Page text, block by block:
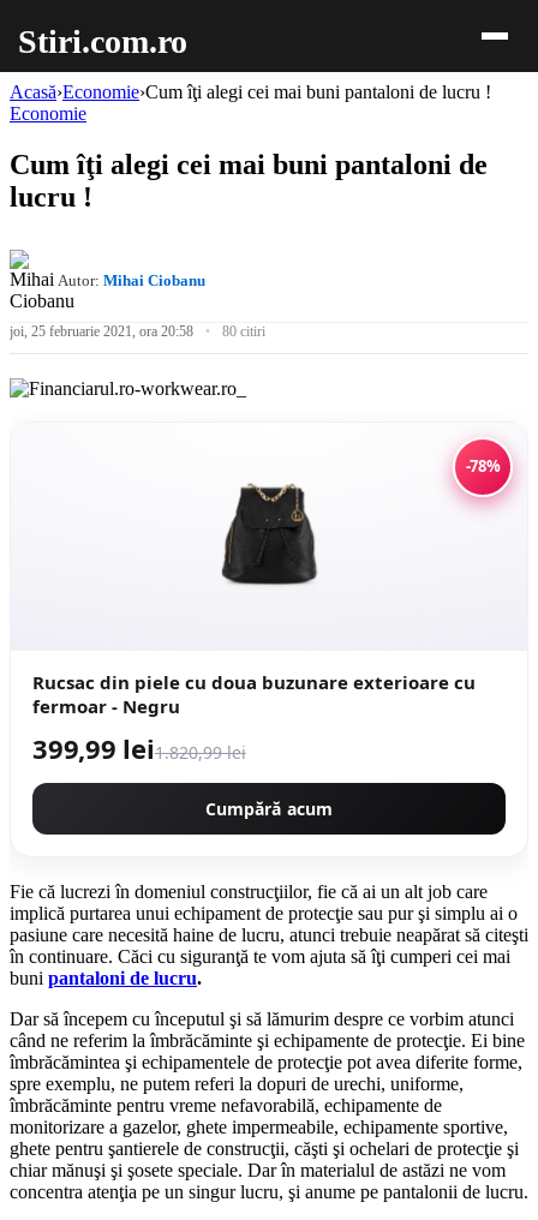
Stiri.com.ro
Acasă›Economie›Cum îţi alegi cei mai buni pantaloni de lucru !
Economie
Cum îţi alegi cei mai buni pantaloni de
lucru !
Autor: Mihai Ciobanu
joi, 25 februarie 2021, ora 20:58 80 citiri
-78%
Rucsac din piele cu doua buzunare exterioare cu
fermoar - Negru
399,99 lei1.820,99 lei
Cumpără acum
Fie că lucrezi în domeniul construcţiilor, fie că ai un alt job care
implică purtarea unui echipament de protecţie sau pur şi simplu ai o
pasiune care necesită haine de lucru, atunci trebuie neapărat să citeşti
în continuare. Căci cu siguranţă te vom ajuta să îţi cumperi cei mai
buni pantaloni de lucru.
Dar să începem cu începutul şi să lămurim despre ce vorbim atunci
când ne referim la îmbrăcăminte şi echipamente de protecţie. Ei bine
îmbrăcămintea şi echipamentele de protecţie pot avea diferite forme,
spre exemplu, ne putem referi la dopuri de urechi, uniforme,
îmbrăcăminte pentru vreme nefavorabilă, echipamente de
monitorizare a gazelor, ghete impermeabile, echipamente sportive,
ghete pentru şantierele de construcţii, căşti şi ochelari de protecţie şi
chiar mănuşi şi şosete speciale. Dar în materialul de astăzi ne vom
concentra atenţia pe un singur lucru, şi anume pe pantalonii de lucru.